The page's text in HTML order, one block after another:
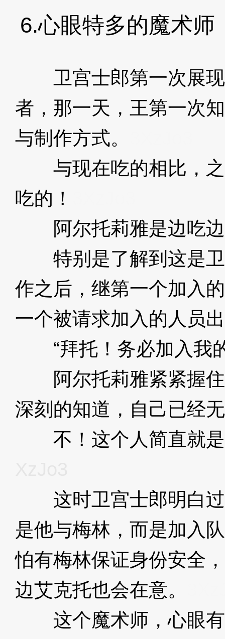
6.心眼特多的魔术师
卫宫士郎第一次展现
者，那一天，王第一次
与制作方式。
与现在吃的相比，之
吃的！
阿尔托莉雅是边吃边
特别是了解到这是卫
作之后，继第一个加入
一个被请求加入的人员
“拜托！务必加入我
阿尔托莉雅紧紧握住
深刻的知道，自己已经
不！这个人简直就是
这时卫宫士郎明白过
是他与梅林，而是加入
怕有梅林保证身份安全
边艾克托也会在意。
这个魔术师，心眼有